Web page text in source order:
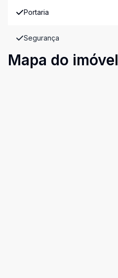
Portaria
Segurança
Mapa do imóvel